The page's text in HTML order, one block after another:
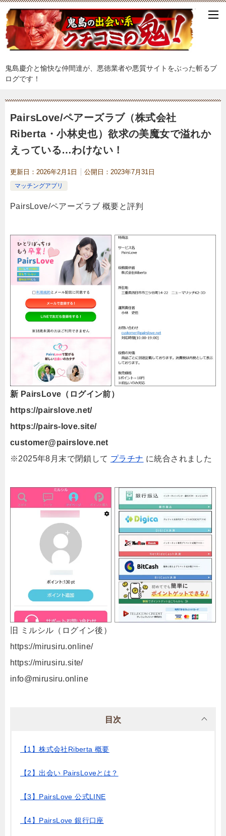
鬼島慶介と愉快な仲間達が、悪徳業者や悪質サイトをぶった斬るブ
ログです！
PairsLove/ペアーズラブ（株式会社
Riberta・小林史也）欲求の美魔女で溢れか
えっている…わけない！
更新日： 2026年2月1日 公開日： 2023年7月31日
マッチングアプリ
PairsLove/ペアーズラブ 概要と評判
新 PairsLove（ログイン前）
https://pairslove.net/
https://pairs-love.site/
customer@pairslove.net
※2025年8月末で閉鎖して プラチナ に統合されました
旧 ミルシル（ログイン後）
https://mirusiru.online/
https://mirusiru.site/
info@mirusiru.online
目次
【1】株式会社Riberta 概要
【2】出会い PairsLoveとは？
【3】PairsLove 公式LINE
【4】PairsLove 銀行口座